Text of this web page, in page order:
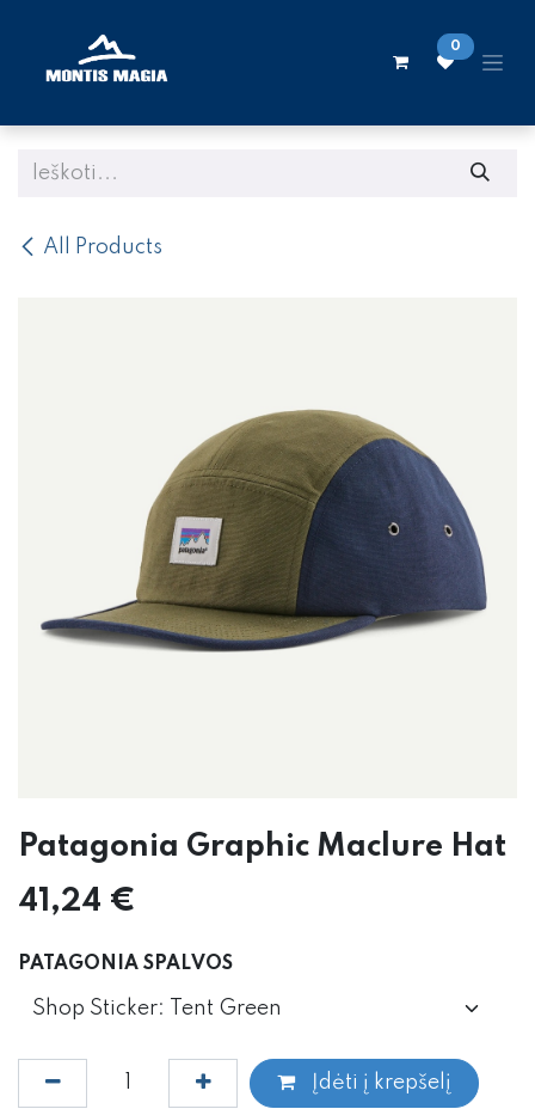
0
All Products
Patagonia Graphic Maclure Hat
41,24 €
PATAGONIA SPALVOS
Įdėti į krepšelį